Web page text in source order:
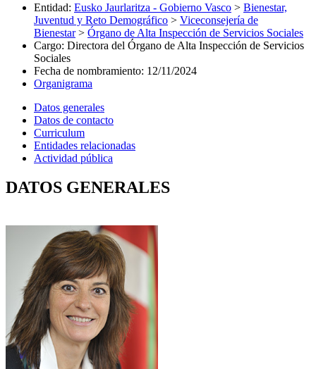
Entidad: Eusko Jaurlaritza - Gobierno Vasco > Bienestar,
Juventud y Reto Demográfico > Viceconsejería de
Bienestar> Órgano de Alta Inspección de Servicios Sociales
Cargo: Directora del Órgano de Alta Inspección de Servicios
Sociales
Fecha de nombramiento: 12/11/2024
Organigrama
Datos generales
Datos de contacto
Curriculum
Entidades relacionadas
Actividad pública
DATOS GENERALES